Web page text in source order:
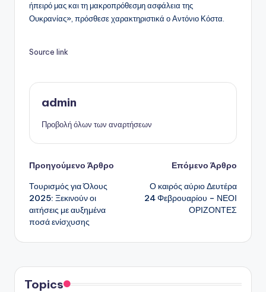
ήπειρό μας και τη μακροπρόθεσμη ασφάλεια της
Ουκρανίας», πρόσθεσε χαρακτηριστικά ο Αντόνιο Κόστα.
Source link
admin
Προβολή όλων των αναρτήσεων
Πλοήγηση
δημοσιεύσεων
Προηγούμενο Άρθρο
Τουρισμός για Όλους
2025: Ξεκινούν οι
αιτήσεις με αυξημένα
ποσά ενίσχυσης
Επόμενο Άρθρο
Ο καιρός αύριο Δευτέρα
24 Φεβρουαρίου – ΝΕΟΙ
ΟΡΙΖΟΝΤΕΣ
Topics